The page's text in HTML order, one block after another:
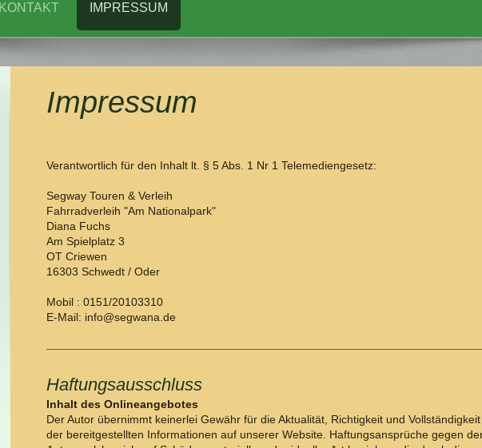
KONTAKT IMPRESSUM
Impressum
Verantwortlich für den Inhalt lt. § 5 Abs. 1 Nr 1 Telemediengesetz:
Segway Touren & Verleih
Fahrradverleih "Am Nationalpark"
Diana Fuchs
Am Spielplatz 3
OT Criewen
16303 Schwedt / Oder
Mobil : 0151/20103310
E-Mail: info@segwana.de
Haftungsausschluss
Inhalt des Onlineangebotes
Der Autor übernimmt keinerlei Gewähr für die Aktualität, Richtigkeit und Vollständigkeit
der bereitgestellten Informationen auf unserer Website. Haftungsansprüche gegen